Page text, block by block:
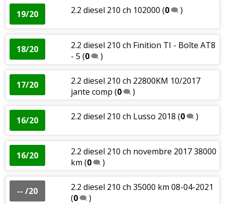
19/20 2.2 diesel 210 ch 102000 (0 )
18/20
2.2 diesel 210 ch Finition TI - Boîte AT8
- 5 (0 )
17/20
2.2 diesel 210 ch 22800KM 10/2017
jante comp (0 )
16/20 2.2 diesel 210 ch Lusso 2018 (0 )
16/20
2.2 diesel 210 ch novembre 2017 38000
km (0 )
-- /20
2.2 diesel 210 ch 35000 km 08-04-2021
(0 )